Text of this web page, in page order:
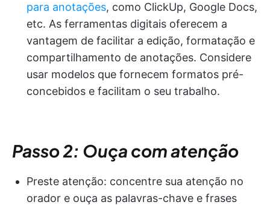
para anotações, como ClickUp, Google Docs,
etc. As ferramentas digitais oferecem a
vantagem de facilitar a edição, formatação e
compartilhamento de anotações. Considere
usar modelos que fornecem formatos pré-
concebidos e facilitam o seu trabalho.
Passo 2: Ouça com atenção
Preste atenção: concentre sua atenção no
orador e ouça as palavras-chave e frases